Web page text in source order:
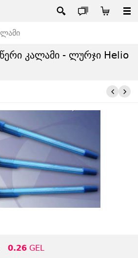
კალამი - ლურჯი Helio
0.26GEL